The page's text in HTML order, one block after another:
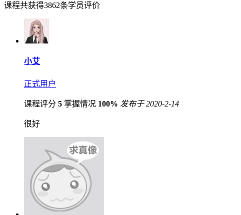
课程共获得3862条学员评价
小艾
正式用户
课程评分 5 掌握情况 100% 发布于 2020-2-14
很好